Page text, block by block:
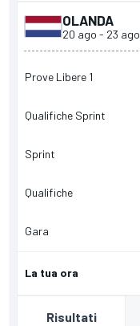
OLANDA
20 ago - 23 ago
Prove Libere 1
Qualifiche Sprint
Sprint
Qualifiche
Gara
La tua ora
Risultati